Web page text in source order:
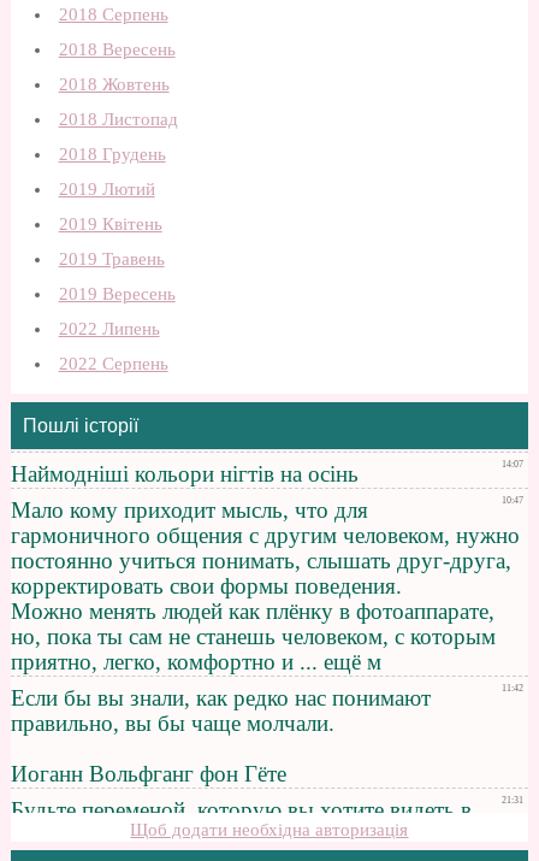
2018 Серпень
2018 Вересень
2018 Жовтень
2018 Листопад
2018 Грудень
2019 Лютий
2019 Квітень
2019 Травень
2019 Вересень
2022 Липень
2022 Серпень
Пошлі історії
Щоб додати необхідна авторизація